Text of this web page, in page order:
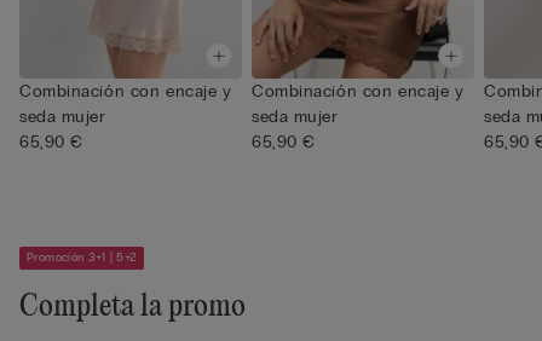
Combinación con encaje y
seda mujer
65,90 €
Combinación con encaje y
seda mujer
65,90 €
seda
65,90
Promoción 3+1 | 5+2
Completa la promo